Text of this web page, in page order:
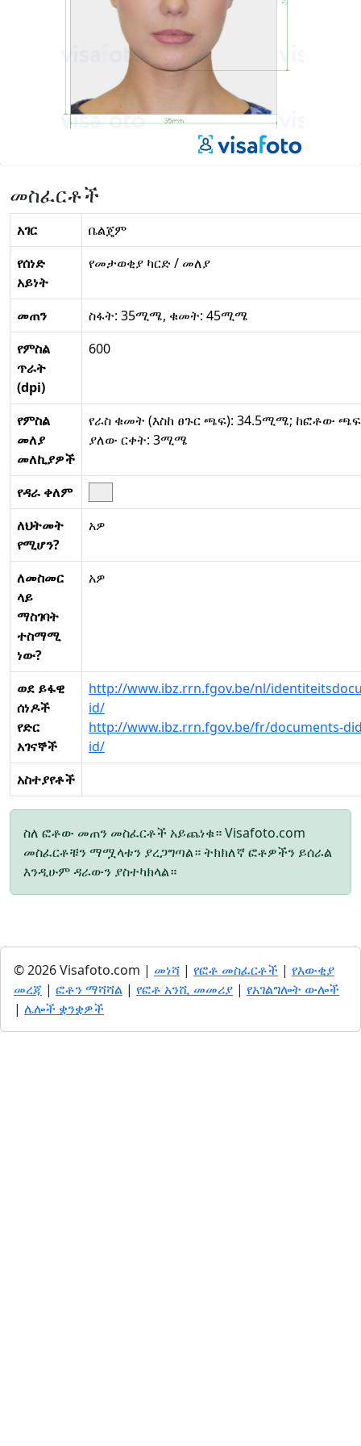
መስፈርቶች
አገር
ቤልጄም
የሰነድ
አይነት
የመታወቂያ ካርድ / መለያ
መጠን
ስፋት: 35ሚሜ, ቁመት: 45ሚሜ
የምስል
ጥራት
(dpi)
600
የምስል
መለያ
መለኪያዎች
የራስ ቁመት (እስከ ፀጉር ጫፍ): 34.5ሚሜ; ከፎቶው
ያለው ርቀት: 3ሚሜ
የዳራ ቀለም
ለህትመት
የሚሆን?
አዎ
ለመስመር
ላይ
ማስገባት
ተስማሚ
ነው?
አዎ
ወደ ይፋዊ
ሰነዶች
የድር
አገናኞች
http://www.ibz.rrn.fgov.be/nl/
id/
http://www.ibz.rrn.fgov.be/fr/documents-
id/
አስተያየቶች
ስለ ፎቶው መጠን መስፈርቶች አይጨነቁ። Visafoto.com
መስፈርቶቹን ማሟላቱን ያረጋግጣል። ትክክለኛ ፎቶዎችን ይሰራል
እንዲሁም ዳራውን ያስተካክላል።
© 2026 Visafoto.com | መነሻ | የፎቶ መስፈርቶች | የእውቂያ
መረጃ | ፎቶን ማሻሻል | የፎቶ አንሺ መመሪያ | የአገልግሎት ውሎች
| ሌሎች ቋንቋዎች